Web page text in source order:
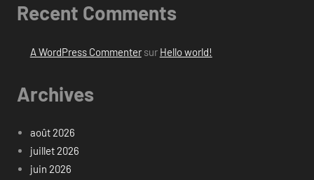
Recent Comments
A WordPress Commentersur Hello world!
Archives
août 2026
juillet 2026
juin 2026